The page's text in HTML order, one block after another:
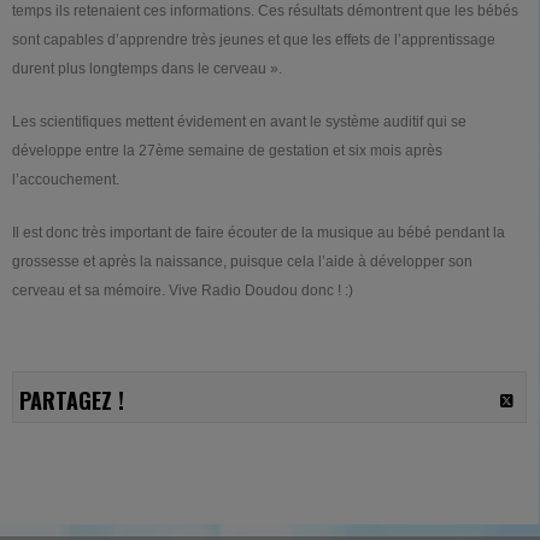
temps ils retenaient ces informations. Ces résultats démontrent que les bébés
sont capables d’apprendre très jeunes et que les effets de l’apprentissage
durent plus longtemps dans le cerveau ».
Les scientifiques mettent évidement en avant le système auditif qui se
développe entre la 27ème semaine de gestation et six mois après
l’accouchement.
Il est donc très important de faire écouter de la musique au bébé pendant la
grossesse et après la naissance, puisque cela l’aide à développer son
cerveau et sa mémoire. Vive Radio Doudou donc ! :)
PARTAGEZ !